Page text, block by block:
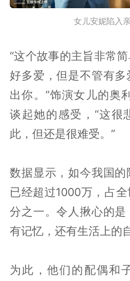
女儿安妮陷入
“这个故事的主旨非常
好多爱，但是不管有
出你。”饰演女儿的奥
谈起她的感受，“这很
此，但还是很难受。”
数据显示，如今我国
已经超过1000万，占
分之一。令人揪心的是
有记忆，还有生活上的
为此，他们的配偶和